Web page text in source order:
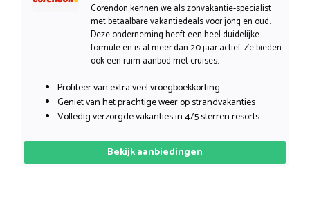
Corendon kennen we als zonvakantie-specialist
met betaalbare vakantiedeals voor jong en oud.
Deze onderneming heeft een heel duidelijke
formule en is al meer dan 20 jaar actief. Ze bieden
ook een ruim aanbod met cruises.
Profiteer van extra veel vroegboekkorting
Geniet van het prachtige weer op strandvakanties
Volledig verzorgde vakanties in 4/5 sterren resorts
Bekijk aanbiedingen